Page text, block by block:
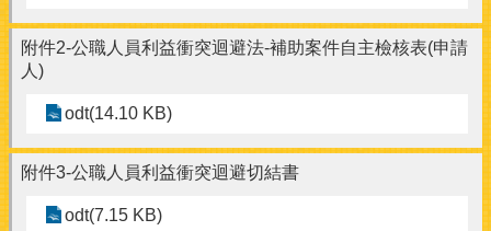
附件2-公職人員利益衝突迴避法-補助案件自主檢核表(申請
人)
odt(14.10 KB)
附件3-公職人員利益衝突迴避切結書
odt(7.15 KB)